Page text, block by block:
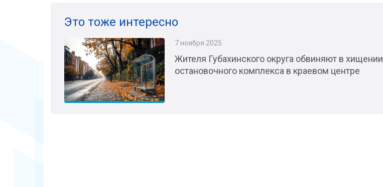
Это тоже интересно
7 ноября 2025
Жителя Губахинского округа обвиняют в хищении
остановочного комплекса в краевом центре